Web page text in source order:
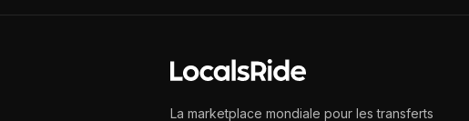
La marketplace mondiale pour les transferts